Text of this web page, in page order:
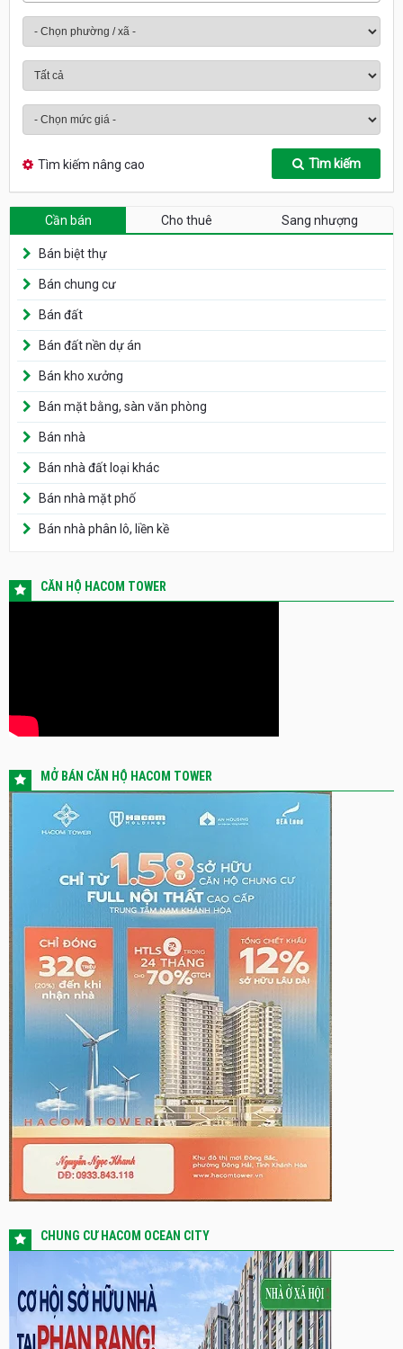
Tìm kiếm nâng cao Tìm kiếm
Cần bán Cho thuê Sang nhượng
Bán biệt thự
Bán chung cư
Bán đất
Bán đất nền dự án
Bán kho xưởng
Bán mặt bằng, sàn văn phòng
Bán nhà
Bán nhà đất loại khác
Bán nhà mặt phố
Bán nhà phân lô, liền kề
CĂN HỘ HACOM TOWER
MỞ BÁN CĂN HỘ HACOM TOWER
CHUNG CƯ HACOM OCEAN CITY